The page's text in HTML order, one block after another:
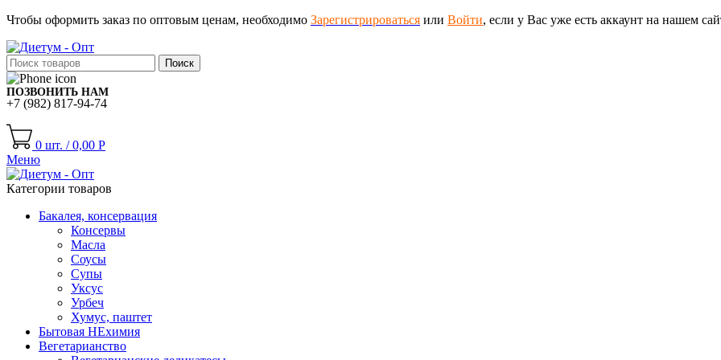
Чтобы оформить заказ по оптовым ценам, необходимо Зарегистрироваться или Войти, если у Вас уже есть аккаунт на нашем
Поиск
ПОЗВОНИТЬ НАМ
+7 (982) 817-94-74
0 шт. / 0,00 Р
Меню
Категории товаров
Бакалея, консервация
Консервы
Масла
Соусы
Супы
Уксус
Урбеч
Хумус, паштет
Бытовая НЕхимия
Вегетарианство